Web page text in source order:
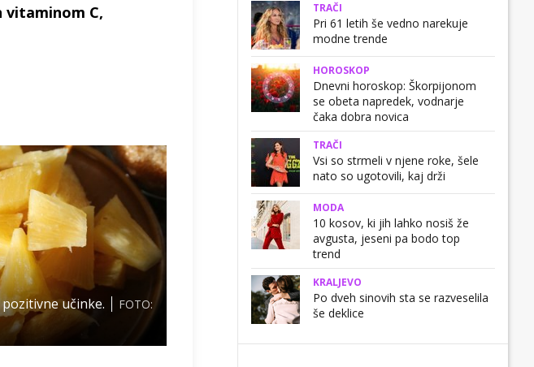
vitaminom C,
učinke.
FOTO:
TRAČI
Pri 61 letih še vedno narekuje
modne trende
HOROSKOP
Dnevni horoskop: Škorpijonom
se obeta napredek, vodnarje
čaka dobra novica
TRAČI
Vsi so strmeli v njene roke, šele
nato so ugotovili, kaj drži
MODA
10 kosov, ki jih lahko nosiš že
avgusta, jeseni pa bodo top
trend
KRALJEVO
Po dveh sinovih sta se razveselila
še deklice